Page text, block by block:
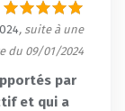
, suite à une
du 09/01/2024
par
et qui a